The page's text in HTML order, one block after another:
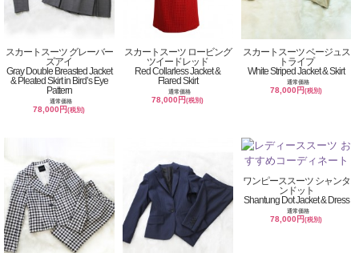
スカートスーツ グレーバー
ズアイ
Gray Double Breasted Jacket
& Pleated Skirt in Bird’s Eye
Pattern
通常価格
78,000円(税別)
スカートスーツ ロービング
ツイードレッド
Red Collarless Jacket &
Flared Skirt
通常価格
78,000円(税別)
スカートスーツ ベージュス
トライプ
White Striped Jacket & Skirt
通常価格
78,000円(税別)
ワンピーススーツ シャンタ
ンドット
Shantung Dot Jacket & Dress
通常価格
78,000円(税別)